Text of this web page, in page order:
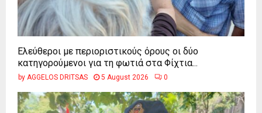
Ελεύθεροι με περιοριστικούς όρους οι δύο
κατηγορούμενοι για τη φωτιά στα Φίχτια...
by AGGELOS DRITSAS 5 August 2026 0